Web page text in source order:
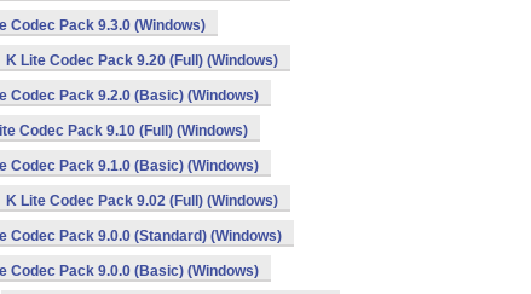
Codec Pack 9.3.0 (Windows)
K Lite Codec Pack 9.20 (Full) (Windows)
Codec Pack 9.2.0 (Basic) (Windows)
Codec Pack 9.10 (Full) (Windows)
Codec Pack 9.1.0 (Basic) (Windows)
K Lite Codec Pack 9.02 (Full) (Windows)
Codec Pack 9.0.0 (Standard) (Windows)
Codec Pack 9.0.0 (Basic) (Windows)